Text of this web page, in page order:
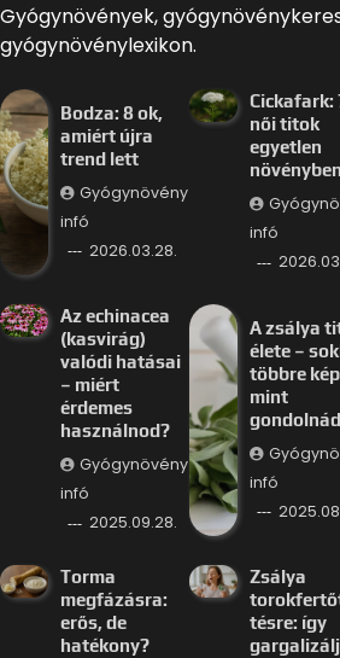
Gyógynövények,
gyógynövénylexikon.
Bodza: 8 ok,
amiért újra
trend lett
Gyógynövény
infó
2026.03.28.
Cickafark:
női titok
egyetlen
növényben
infó
Az echinacea
(kasvirág)
valódi hatásai
– miért
érdemes
használnod?
Gyógynövény
infó
2025.09.28.
A zsálya
élete –
többre
mint
infó
Torma
megfázásra:
erős, de
hatékony?
Zsálya
tésre: így
gargalizálj